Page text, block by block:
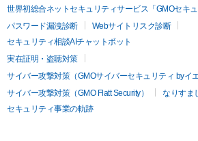
世界初総合ネットセキュリティサービス「GMOセキュ
パスワード漏洩診断
Webサイトリスク診断
セキュリティ相談AIチャットボット
実在証明・盗聴対策
サイバー攻撃対策（GMOサイバーセキュリティ byイエ
サイバー攻撃対策（GMO Flatt Security）
なりすま
セキュリティ事業の軌跡